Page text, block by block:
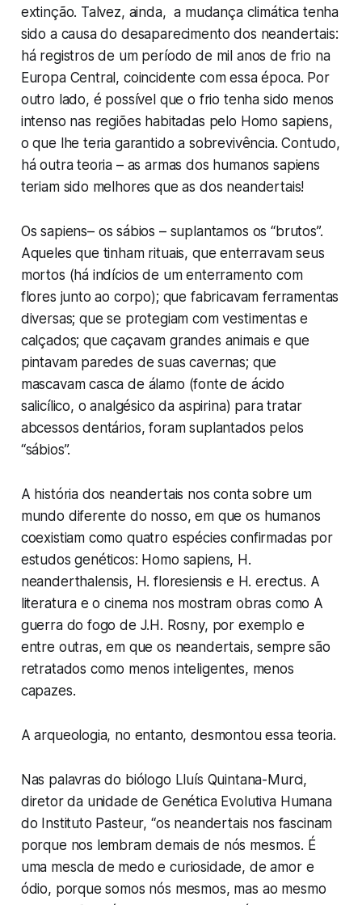
extinção. Talvez, ainda, a mudança climática tenha
sido a causa do desaparecimento dos neandertais:
há registros de um período de mil anos de frio na
Europa Central, coincidente com essa época. Por
outro lado, é possível que o frio tenha sido menos
intenso nas regiões habitadas pelo Homo sapiens,
o que lhe teria garantido a sobrevivência. Contudo,
há outra teoria – as armas dos humanossapiens
teriam sido melhores que as dos neandertais!
Ossapiens– os sábios – suplantamos os “brutos”.
Aqueles que tinham rituais, que enterravam seus
mortos (há indícios de um enterramento com
flores junto ao corpo); que fabricavam ferramentas
diversas; que se protegiam com vestimentas e
calçados; que caçavam grandes animais e que
pintavam paredes de suas cavernas; que
mascavam casca de álamo (fonte de ácido
salicílico, o analgésico da aspirina) para tratar
abcessos dentários, foram suplantados pelos
“sábios”.
A história dos neandertais nos conta sobre um
mundo diferente do nosso, em que os humanos
coexistiam como quatro espécies confirmadas por
estudos genéticos: Homo sapiens, H.
neanderthalensis, H. floresiensis e H. erectus. A
literatura e o cinema nos mostram obras como A
guerra do fogo de J.H. Rosny, por exemplo e
entre outras, em que os neandertais, sempre são
retratados como menos inteligentes, menos
capazes.
A arqueologia, no entanto, desmontou essa teoria.
Nas palavras do biólogo Lluís Quintana-Murci,
diretor da unidade de Genética Evolutiva Humana
do Instituto Pasteur, “os neandertais nos fascinam
porque nos lembram demais de nós mesmos. É
uma mescla de medo e curiosidade, de amor e
ódio, porque somos nós mesmos, mas ao mesmo